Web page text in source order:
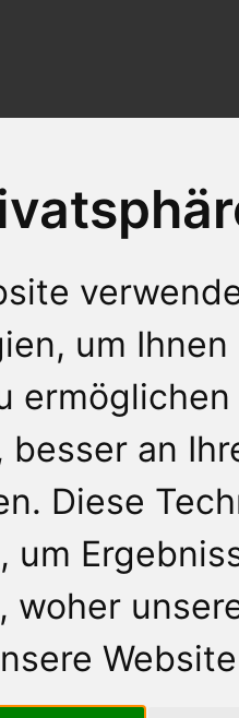
um
besser an
Diese
um
woher